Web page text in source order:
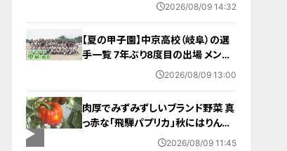
2026/08/09 14:32
【夏の甲子園】中京高校（岐阜）の選
手一覧 7年ぶり8度目の出場 メンバ
ー・出身中学・特徴は？高校野球
2026/08/09 13:00
肉厚でみずみずしいブランド野菜 真
っ赤な「飛騨パプリカ」秋にはりんご
のように甘い 岐阜・高山市の東農
2026/08/09 11:45